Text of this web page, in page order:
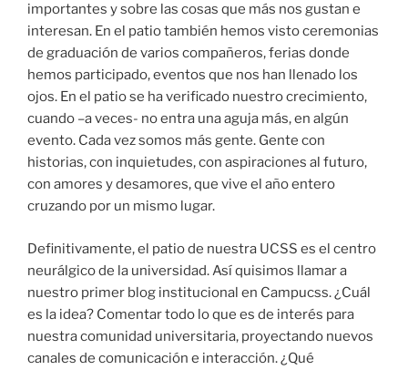
importantes y sobre las cosas que más nos gustan e
interesan. En el patio también hemos visto ceremonias
de graduación de varios compañeros, ferias donde
hemos participado, eventos que nos han llenado los
ojos. En el patio se ha verificado nuestro crecimiento,
cuando –a veces- no entra una aguja más, en algún
evento. Cada vez somos más gente. Gente con
historias, con inquietudes, con aspiraciones al futuro,
con amores y desamores, que vive el año entero
cruzando por un mismo lugar.
Definitivamente, el patio de nuestra UCSS es el centro
neurálgico de la universidad. Así quisimos llamar a
nuestro primer blog institucional en Campucss. ¿Cuál
es la idea? Comentar todo lo que es de interés para
nuestra comunidad universitaria, proyectando nuevos
canales de comunicación e interacción. ¿Qué